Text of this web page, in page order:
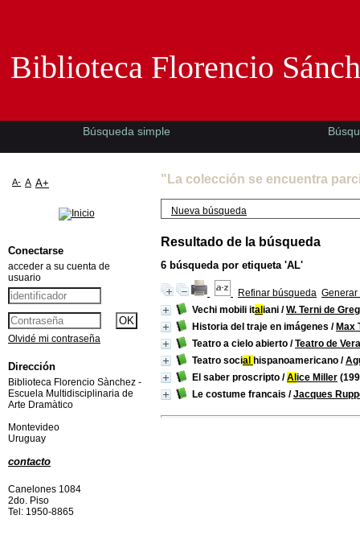
"La colección se encuentra
Nueva búsqueda
Resultado de la búsqueda
6 búsqueda por etiqueta 'AL'
Refinar búsqueda Generar
Vechi mobili ital iani /W. Terni de
Historia del traje en imágenes / Max
Teatro a cielo abierto /Teatro de
Teatro social hispanoamericano /
El saber proscripto /Al ice Miller
Le costume francais /Jacques
Biblioteca Florencio
Búsqueda simple
A- A A+
Conectarse
acceder a su cuenta de
usuario
Olvidé mi contraseña
Dirección
Biblioteca Florencio Sànchez -
Escuela Multidisciplinaria de
Arte Dramàtico
Montevideo
Uruguay
contacto
Canelones 1084
2do. Piso
Tel: 1950-8865